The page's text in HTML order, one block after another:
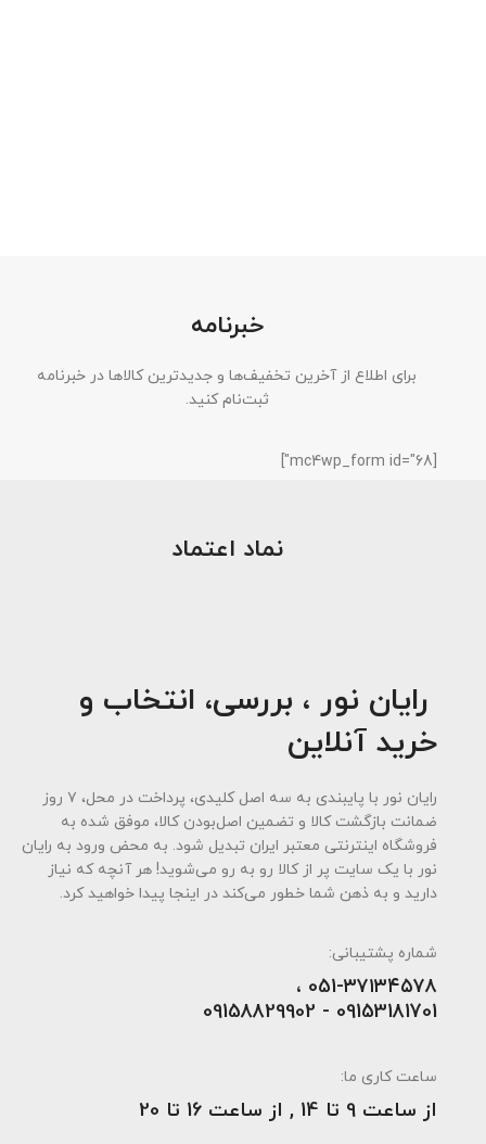
خبرنامه
برای اطلاع از آخرین تخفیف‌ها و جدیدترین کالاها در خبرنامه
ثبت‌نام کنید.
نماد اعتماد
رایان نور ، بررسی، انتخاب و
خرید آنلاین
رایان نور با پایبندی به سه اصل کلیدی، پرداخت در محل، ۷ روز
ضمانت بازگشت کالا و تضمین اصل‌بودن کالا، موفق شده به
فروشگاه اینترنتی معتبر ایران تبدیل شود. به محض ورود به رایان
نور با یک سایت پر از کالا رو به رو می‌شوید! هر آنچه که نیاز
دارید و به ذهن شما خطور می‌کند در اینجا پیدا خواهید کرد.
شماره پشتیبانی:
051-۳۷۱۳۴۵۷۸ ،
09153181701 - 09158829902
ساعت کاری ما:
از ساعت 9 تا 14 , از ساعت 16 تا 20